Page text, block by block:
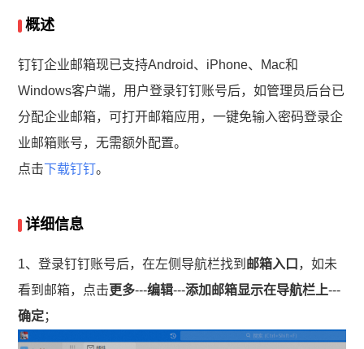
概述
钉钉企业邮箱现已支持Android、iPhone、Mac和
Windows客户端，用户登录钉钉账号后，如管理员后台已
分配企业邮箱，可打开邮箱应用，一键免输入密码登录企
业邮箱账号，无需额外配置。
点击下载钉钉。
详细信息
1、登录钉钉账号后，在左侧导航栏找到 邮箱入口 ，如未
看到邮箱，点击更多---编辑---添加邮箱显示在导航栏上---
确定；